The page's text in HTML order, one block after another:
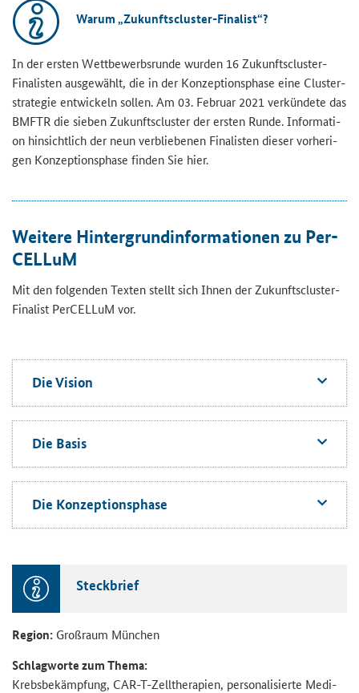
Warum „Zukunftscluster-​Finalist“?
In der ers­ten Wett­be­werbs­run­de wur­den 16 Zukunftscluster-​
Finalisten aus­ge­wählt, die in der Kon­zep­ti­ons­pha­se eine Clus­ter­
stra­te­gie ent­wi­ckeln sol­len. Am 03. Fe­bru­ar 2021 ver­kün­de­te das
BMFTR die sie­ben Zu­kunfts­clus­ter der ers­ten Runde. In­for­ma­ti­
on hin­sicht­lich der neun ver­blie­be­nen Fi­na­lis­ten die­ser vor­he­ri­
gen Kon­zep­ti­ons­pha­se fin­den Sie hier.
Wei­te­re Hin­ter­grund­in­for­ma­tio­nen zu Per­
CEL­LuM
Mit den fol­gen­den Tex­ten stellt sich Ihnen der Zukunftscluster-​
Finalist Per­CEL­LuM vor.
Die Vi­si­on
Die Basis
Die Kon­zep­ti­ons­pha­se
Steck­brief
Re­gi­on: Groß­raum Mün­chen
Schlag­wor­te zum Thema:
Krebs­be­kämp­fung, CAR-​T-Zelltherapien, per­so­na­li­sier­te Me­di­